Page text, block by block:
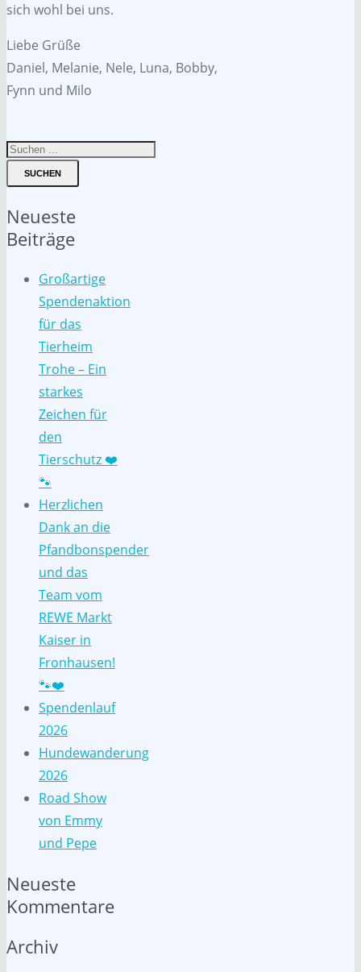
sich wohl bei uns.
Liebe Grüße
Daniel, Melanie, Nele, Luna, Bobby,
Fynn und Milo
SUCHEN
Neueste
Beiträge
Großartige
Spendenaktion
für das
Tierheim
Trohe – Ein
starkes
Zeichen für
den
Tierschutz ❤️
🐾
Herzlichen
Dank an die
Pfandbonspender
und das
Team vom
REWE Markt
Kaiser in
Fronhausen!
🐾❤️
Spendenlauf
2026
Hundewanderung
2026
Road Show
von Emmy
und Pepe
Neueste
Kommentare
Archiv